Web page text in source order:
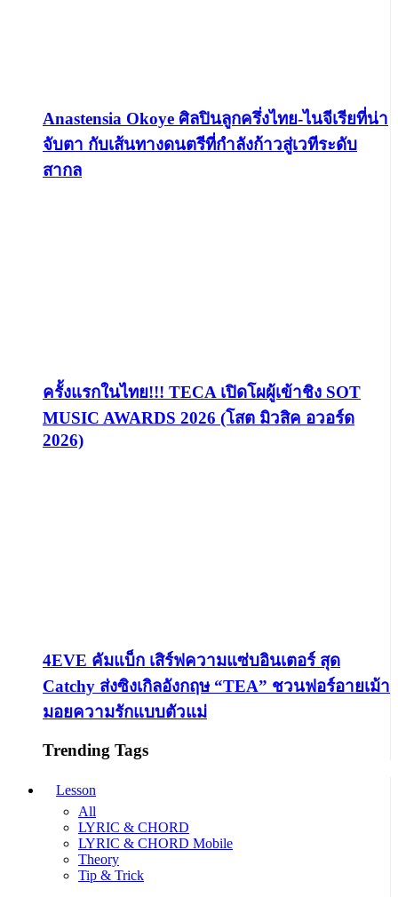
Anastensia Okoye ศิลปินลูกครึ่งไทย-ไนจีเรียที่น่า
จับตา กับเส้นทางดนตรีที่กำลังก้าวสู่เวทีระดับ
สากล
ครั้งแรกในไทย!!! TECA เปิดโผผู้เข้าชิง SOT
MUSIC AWARDS 2026 (โสต มิวสิค อวอร์ด
2026)
4EVE คัมแบ็ก เสิร์ฟความแซ่บอินเตอร์ สุด
Catchy ส่งซิงเกิลอังกฤษ “TEA” ชวนฟอร์อายเม้า
มอยความรักแบบตัวแม่
Trending Tags
Lesson
All
LYRIC & CHORD
LYRIC & CHORD Mobile
Theory
Tip & Trick